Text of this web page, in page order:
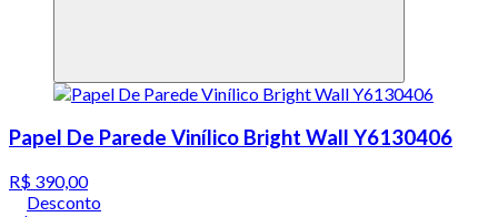
Papel De Parede Vinílico Bright Wall Y6130406
R$ 390,00
Desconto